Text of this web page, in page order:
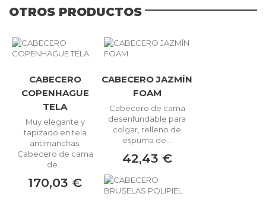
OTROS PRODUCTOS
CABECERO
COPENHAGUE
TELA
Muy elegante y
tapizado en tela
antimanchas.
Cabecero de cama
de...
170,03 €
CABECERO JAZMÍN
FOAM
Cabecero de cama
desenfundable para
colgar, relleno de
espuma de...
42,43 €